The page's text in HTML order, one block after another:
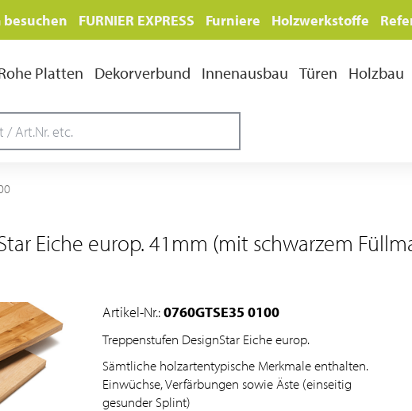
FURNIER EXPRESS Furniere Holzwerkstoffe
Platten Dekorverbund Innenausbau Türen Holzbau
Eiche europ. 41mm (mit schwarzem
Artikel-Nr.:0760GTSE35 0100
Treppenstufen DesignStar Eiche europ.
Sämtliche holzartentypische Merkmale enthalten.
Einwüchse, Verfärbungen sowie Äste (einseitig
gesunder Splint)